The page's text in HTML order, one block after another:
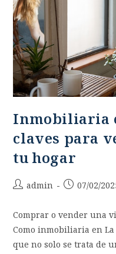
Inmobiliaria
claves para
tu hogar
admin 07/02/
Comprar o vender una
Como inmobiliaria en
que no solo se trata de